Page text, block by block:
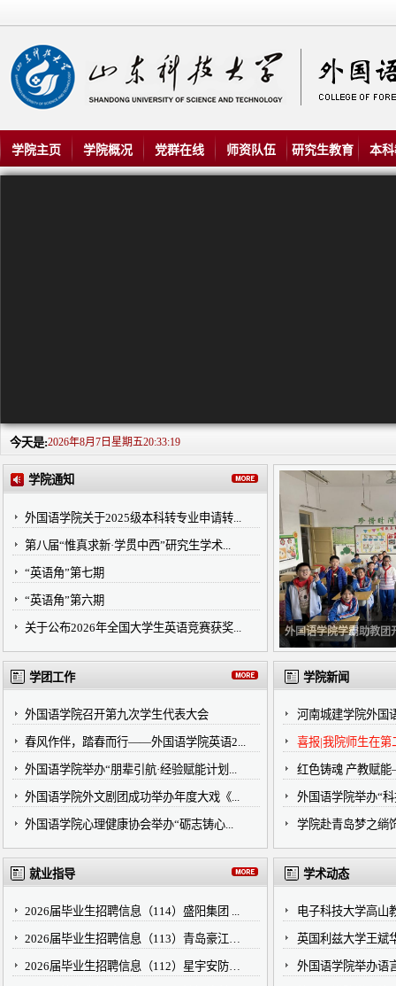
学院主页 学院概况 党群在线 师资队伍 研究生教育 本
今天是:2026年8月7日星期五20:33:20
学院通知
外国语学院关于2025级本科转专业申请转...
第八届“惟真求新·学贯中西”研究生学术...
“英语角”第七期
“英语角”第六期
关于公布2026年全国大学生英语竞赛获奖... 外国语学院学霸助教团
学团工作
外国语学院召开第九次学生代表大会
春风作伴，踏春而行——外国语学院英语2...
外国语学院举办“朋辈引航·经验赋能计划...
外国语学院外文剧团成功举办年度大戏《...
外国语学院心理健康协会举办“砺志铸心...
学院新闻
河南城建学院外国
喜报|我院师生在第
红色铸魂 产教赋
外国语学院举办“
学院赴青岛梦之绱
就业指导
2026届毕业生招聘信息（114）盛阳集团 ...
2026届毕业生招聘信息（113）青岛豪江智...
2026届毕业生招聘信息（112）星宇安防科...
学术动态
电子科技大学高山
英国利兹大学王斌
外国语学院举办语